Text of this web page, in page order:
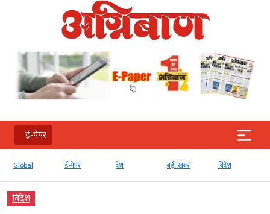
ई-पेपर
Global ई-पेपर देश बड़ी खबर विदेश
विदेश